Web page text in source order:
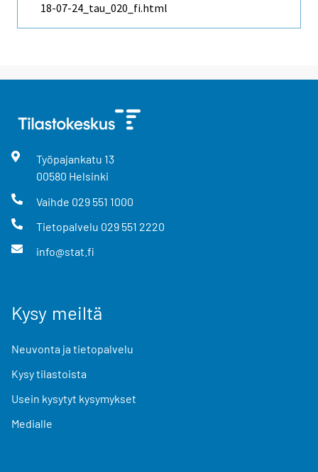
18-07-24_tau_020_fi.html
Työpajankatu 13
00580 Helsinki
Vaihde 029 551 1000
Tietopalvelu 029 551 2220
info@stat.fi
Kysy meiltä
Neuvonta ja tietopalvelu
Kysy tilastoista
Usein kysytyt kysymykset
Medialle